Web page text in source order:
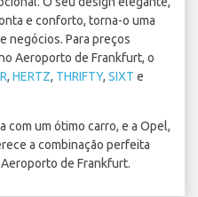
e conforto, torna-o uma
negócios. Para preços
Aeroporto de Frankfurt, o
, HERTZ, THRIFTY, SIXT e
com um ótimo carro, e a Opel,
a combinação perfeita
de Frankfurt.